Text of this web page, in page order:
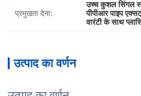
प्रमुखता देना:
उच्च कुशल सिंगल
पीपीआर पाइप
वारंटी के साथ
उत्पाद का वर्णन